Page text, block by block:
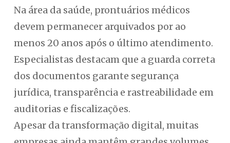
Na área da saúde, prontuários médicos
devem permanecer arquivados por ao
menos 20 anos após o último atendimento.
Especialistas destacam que a guarda correta
dos documentos garante segurança
jurídica, transparência e rastreabilidade em
auditorias e fiscalizações.
Apesar da transformação digital, muitas